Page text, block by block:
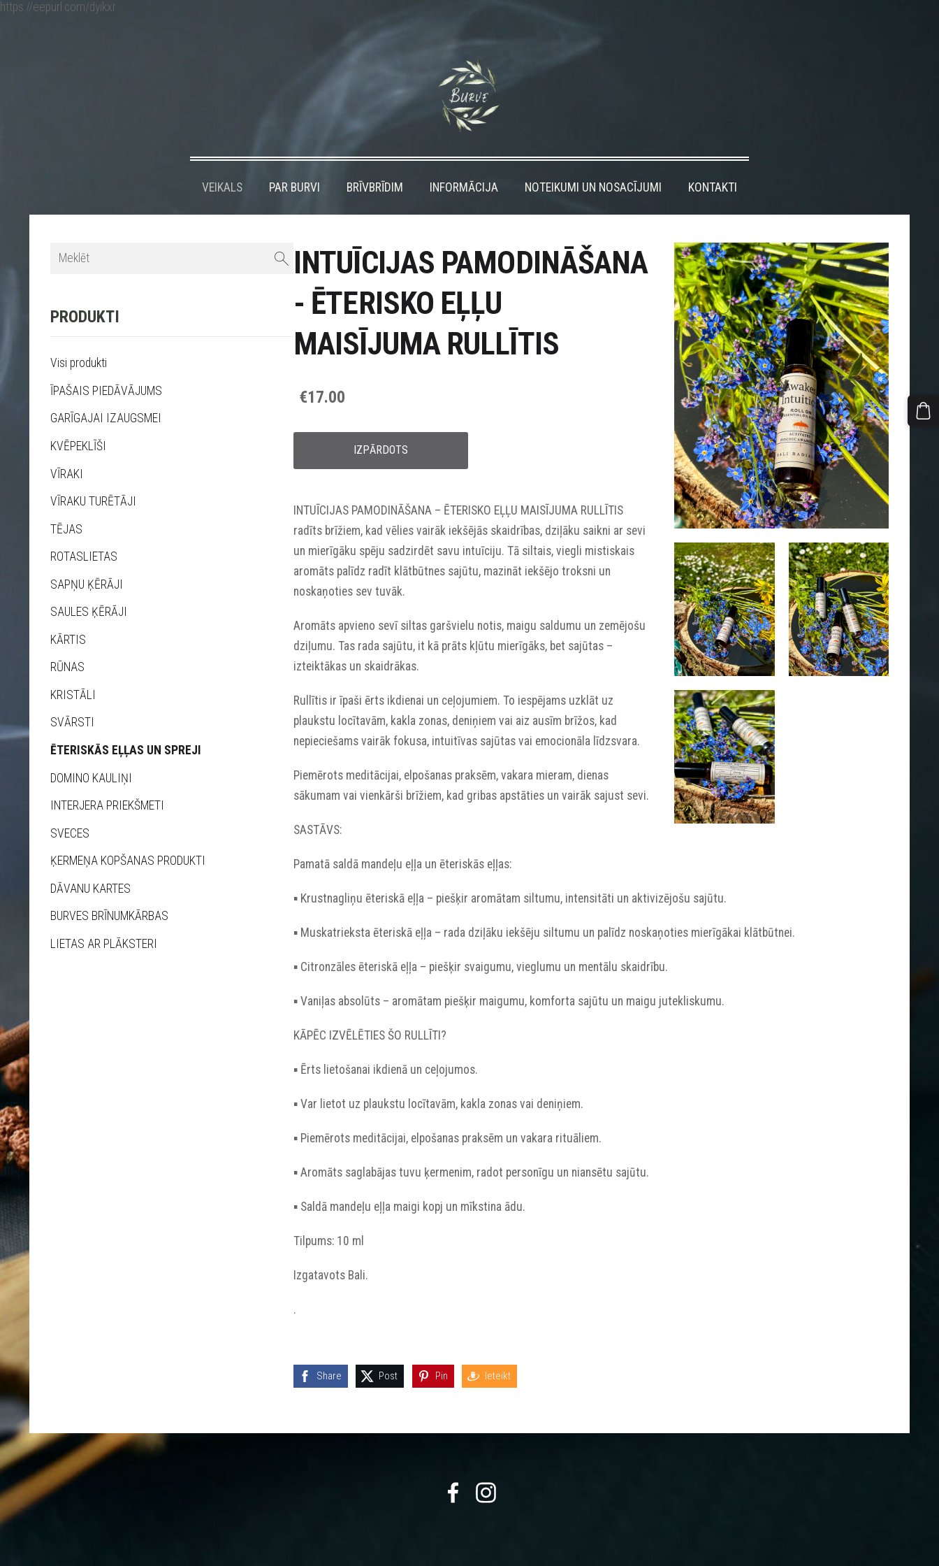
https://eepurl.com/dyikxr
VEIKALS PAR BURVI BRĪVBRĪDIM INFORMĀCIJA NOTEIKUMI UN NOSACĪJUMI KONTAKTI
PRODUKTI
Visi produkti
ĪPAŠAIS PIEDĀVĀJUMS
GARĪGAJAI IZAUGSMEI
KVĒPEKLĪŠI
VĪRAKI
VĪRAKU TURĒTĀJI
TĒJAS
ROTASLIETAS
SAPŅU ĶĒRĀJI
SAULES ĶĒRĀJI
KĀRTIS
RŪNAS
KRISTĀLI
SVĀRSTI
ĒTERISKĀS EĻĻAS UN SPREJI
DOMINO KAULIŅI
INTERJERA PRIEKŠMETI
SVECES
ĶERMEŅA KOPŠANAS PRODUKTI
DĀVANU KARTES
BURVES BRĪNUMKĀRBAS
LIETAS AR PLĀKSTERI
INTUĪCIJAS PAMODINĀŠANA
- ĒTERISKO EĻĻU
MAISĪJUMA RULLĪTIS
€17.00
IZPĀRDOTS
INTUĪCIJAS PAMODINĀŠANA – ĒTERISKO EĻĻU MAISĪJUMA RULLĪTIS
radīts brīžiem, kad vēlies vairāk iekšējās skaidrības, dziļāku saikni ar sevi
un mierīgāku spēju sadzirdēt savu intuīciju. Tā siltais, viegli mistiskais
aromāts palīdz radīt klātbūtnes sajūtu, mazināt iekšējo troksni un
noskaņoties sev tuvāk.
Aromāts apvieno sevī siltas garšvielu notis, maigu saldumu un zemējošu
dziļumu. Tas rada sajūtu, it kā prāts kļūtu mierīgāks, bet sajūtas –
izteiktākas un skaidrākas.
Rullītis ir īpaši ērts ikdienai un ceļojumiem. To iespējams uzklāt uz
plaukstu locītavām, kakla zonas, deniņiem vai aiz ausīm brīžos, kad
nepieciešams vairāk fokusa, intuitīvas sajūtas vai emocionāla līdzsvara.
Piemērots meditācijai, elpošanas praksēm, vakara mieram, dienas
sākumam vai vienkārši brīžiem, kad gribas apstāties un vairāk sajust sevi.
SASTĀVS:
Pamatā saldā mandeļu eļļa un ēteriskās eļļas:
▪︎ Krustnagliņu ēteriskā eļļa – piešķir aromātam siltumu, intensitāti un aktivizējošu sajūtu.
▪︎ Muskatrieksta ēteriskā eļļa – rada dziļāku iekšēju siltumu un palīdz noskaņoties mierīgākai klātbūtnei.
▪︎ Citronzāles ēteriskā eļļa – piešķir svaigumu, vieglumu un mentālu skaidrību.
▪︎ Vaniļas absolūts – aromātam piešķir maigumu, komforta sajūtu un maigu jutekliskumu.
KĀPĒC IZVĒLĒTIES ŠO RULLĪTI?
▪︎ Ērts lietošanai ikdienā un ceļojumos.
▪︎ Var lietot uz plaukstu locītavām, kakla zonas vai deniņiem.
▪︎ Piemērots meditācijai, elpošanas praksēm un vakara rituāliem.
▪︎ Aromāts saglabājas tuvu ķermenim, radot personīgu un niansētu sajūtu.
▪︎ Saldā mandeļu eļļa maigi kopj un mīkstina ādu.
Tilpums: 10 ml
Izgatavots Bali.
.
Share Post Pin Ieteikt